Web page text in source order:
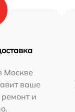
Москве
ваше
ремонт и